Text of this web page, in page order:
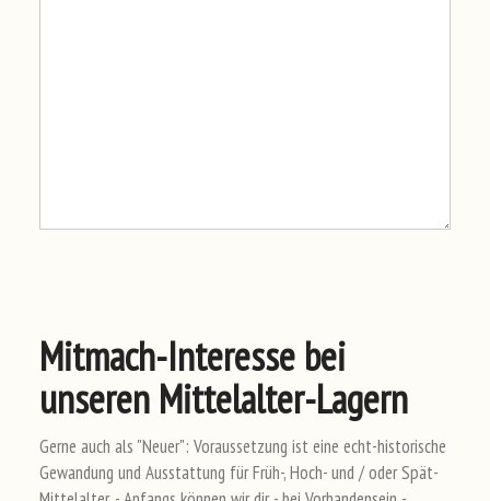
Mitmach-Interesse bei
unseren Mittelalter-Lagern
Gerne auch als "Neuer": Voraussetzung ist eine echt-historische
Gewandung und Ausstattung für Früh-, Hoch- und / oder Spät-